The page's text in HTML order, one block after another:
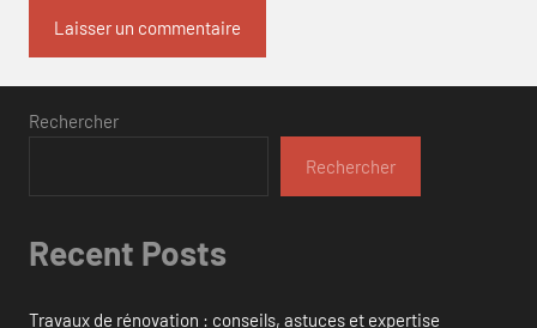
Rechercher
Rechercher
Recent Posts
Travaux de rénovation : conseils, astuces et expertise